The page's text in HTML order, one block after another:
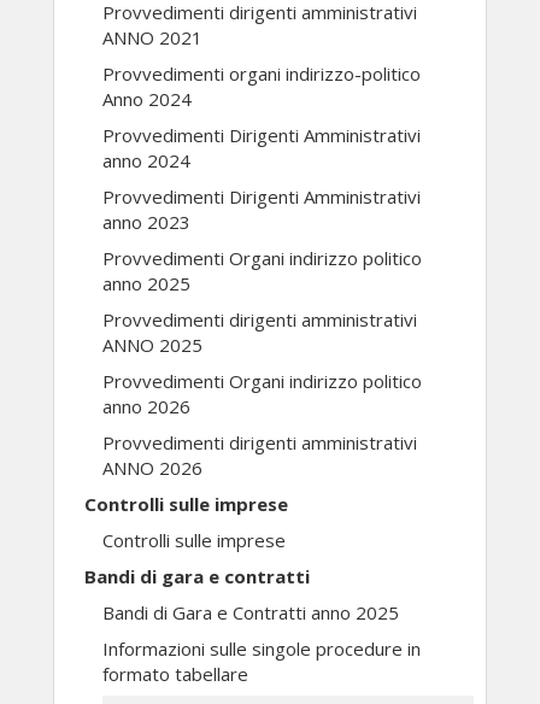
Provvedimenti dirigenti amministrativi
ANNO 2021
Provvedimenti organi indirizzo-politico
Anno 2024
Provvedimenti Dirigenti Amministrativi
anno 2024
Provvedimenti Dirigenti Amministrativi
anno 2023
Provvedimenti Organi indirizzo politico
anno 2025
Provvedimenti dirigenti amministrativi
ANNO 2025
Provvedimenti Organi indirizzo politico
anno 2026
Provvedimenti dirigenti amministrativi
ANNO 2026
Controlli sulle imprese
Controlli sulle imprese
Bandi di gara e contratti
Bandi di Gara e Contratti anno 2025
Informazioni sulle singole procedure in
formato tabellare